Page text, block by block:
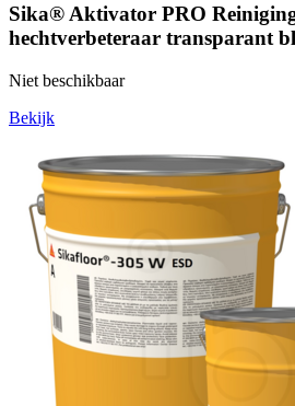
Sika® Aktivator PRO
hechtverbeteraar transparant
Niet beschikbaar
Bekijk